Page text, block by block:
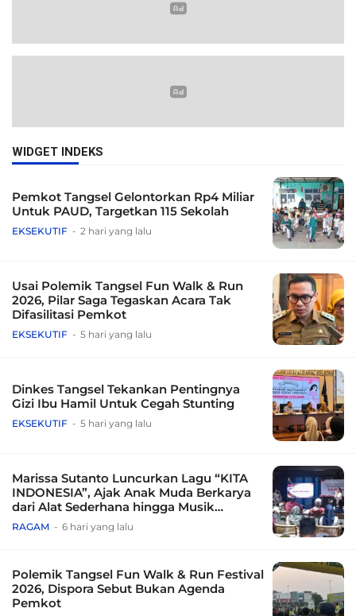
WIDGET INDEKS
Pemkot Tangsel Gelontorkan Rp4 Miliar
Untuk PAUD, Targetkan 115 Sekolah
EKSEKUTIF 2 hari yang lalu
Usai Polemik Tangsel Fun Walk & Run
2026, Pilar Saga Tegaskan Acara Tak
Difasilitasi Pemkot
EKSEKUTIF 5 hari yang lalu
Dinkes Tangsel Tekankan Pentingnya
Gizi Ibu Hamil Untuk Cegah Stunting
EKSEKUTIF 5 hari yang lalu
Marissa Sutanto Luncurkan Lagu “KITA
INDONESIA”, Ajak Anak Muda Berkarya
dari Alat Sederhana hingga Musik
Tradisional
RAGAM 6 hari yang lalu
Polemik Tangsel Fun Walk & Run Festival
2026, Dispora Sebut Bukan Agenda
Pemkot